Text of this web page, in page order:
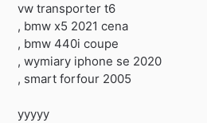
vw transporter t6
, bmw x5 2021 cena
, bmw 440i coupe
, wymiary iphone se 2020
, smart forfour 2005
yyyyy